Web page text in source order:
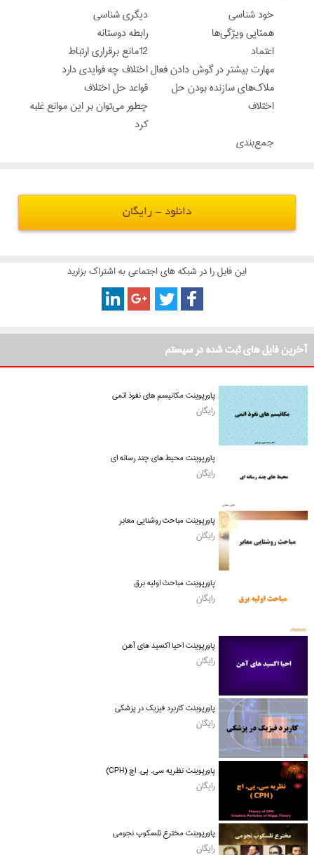
خود شناسي
ديگري شناسي
همتايي ويژگي‌ها
رابطه دوستانه
اعتماد
12مانع برقراري ارتباط
مهارت بيشتر در گوش دادن فعالاختلاف چه فوايدي دارد
ملاك‌هاي سازنده بودن حل
اختلاف
قواعد حل اختلاف
چطور مي‌توان بر اين موانع غلبه
كرد
جمع‌بندي
دانلود - رایگان
این فایل را در شبکه های اجتماعی به اشتراک بزارید
آخرین فایل های ثبت شده در سیستم
پاورپوینت مکانیسم های نفوذ اتمی
رایگان
پاورپوینت محیط های چند رسانه ای
رایگان
پاورپوینت مباحث روشنایی معابر
رایگان
پاورپوینت مباحث اولیه برق
رایگان
پاورپوینت احیا اکسید های آهن
رایگان
پاورپوینت کاربرد فیزیک در پزشکی
رایگان
پاورپوینت نظریه سی. پی. اچ (CPH)
رایگان
پاورپوینت مخترع تلسکوپ نجومی
رایگان